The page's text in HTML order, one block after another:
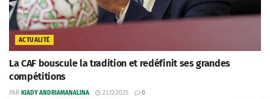
ACTUALITÉ
La CAF bouscule la tradition et redéfinit ses grandes
compétitions
PAR KIADY ANDRIAMANALINA 23.12.2025 0